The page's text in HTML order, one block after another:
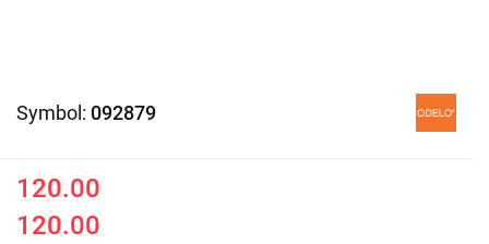
Symbol: 092879
120.00
120.00